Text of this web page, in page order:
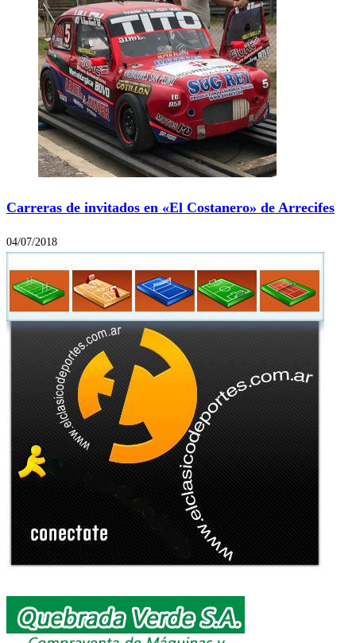
Carreras de invitados en «El Costanero» de Arrecifes
04/07/2018